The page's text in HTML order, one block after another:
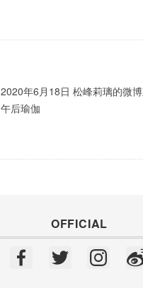
2020年6月18日 松峰莉璃的微
午后瑜伽
OFFICIAL
In